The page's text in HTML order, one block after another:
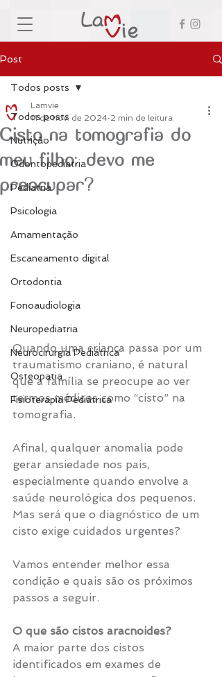
Post
Todos posts
Nutrição
Odontopediatria
Pediatria
Psicologia
Amamentação
Escaneamento digital
Ortodontia
Fonoaudiologia
Neuropediatria
Neurocirurgia Pediátrica
Osteopatia
Fisioterapia Pediátrica
Todos posts
Cisto na tomografia do
meu filho: devo me
preocupar?
Lamvie
11 de nov. de 2024 2 min de leitura
Quando uma criança passa por um
traumatismo craniano, é natural
que a família se preocupe ao ver
termos médicos como “cisto” na
tomografia.
Afinal, qualquer anomalia pode
gerar ansiedade nos pais,
especialmente quando envolve a
saúde neurológica dos pequenos.
Mas será que o diagnóstico de um
cisto exige cuidados urgentes?
Vamos entender melhor essa
condição e quais são os próximos
passos a seguir.
O que são cistos aracnoides?
A maior parte dos cistos
identificados em exames de